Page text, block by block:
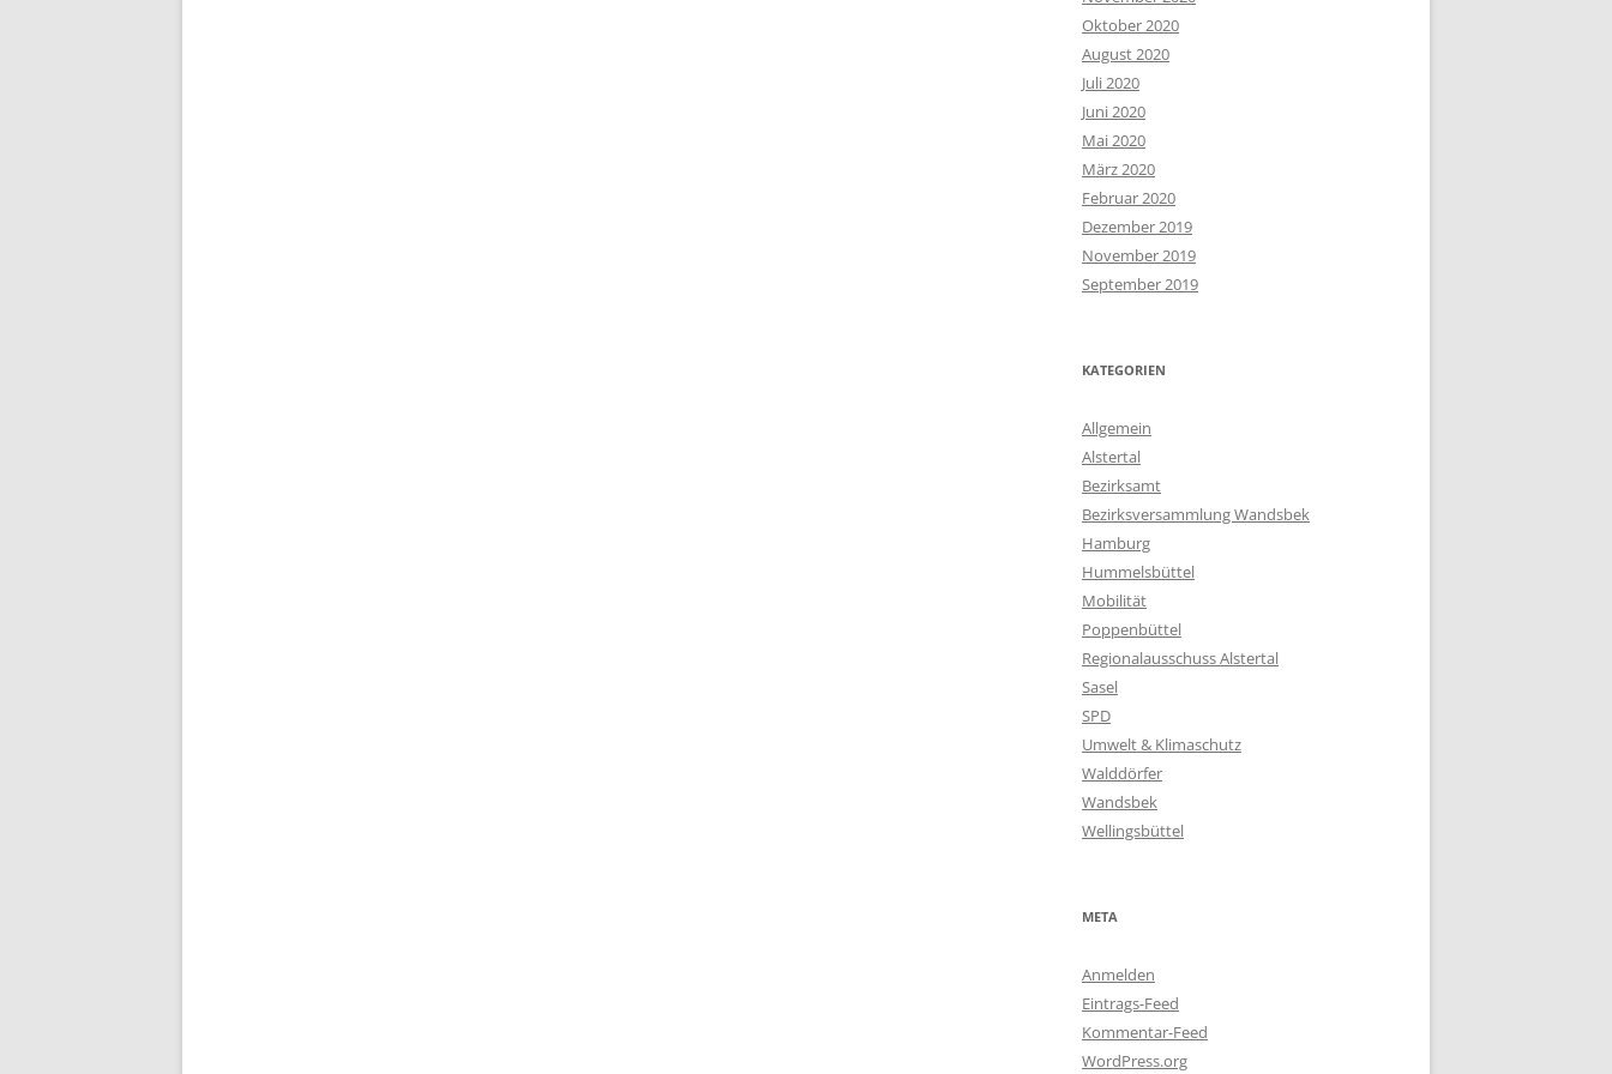
Oktober 2020
August 2020
Juli 2020
Juni 2020
Mai 2020
März 2020
Februar 2020
Dezember 2019
November 2019
September 2019
KATEGORIEN
Allgemein
Alstertal
Bezirksamt
Bezirksversammlung Wandsbek
Hamburg
Hummelsbüttel
Mobilität
Poppenbüttel
Regionalausschuss Alstertal
Sasel
SPD
Umwelt & Klimaschutz
Walddörfer
Wandsbek
Wellingsbüttel
META
Anmelden
Eintrags-Feed
Kommentar-Feed
WordPress.org